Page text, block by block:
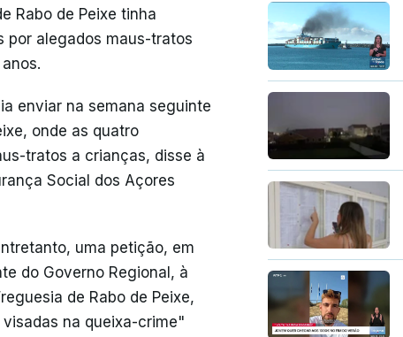
Rabo de Peixe tinha
por alegados maus-tratos
enviar na semana seguinte
onde as quatro
tratos a crianças, disse à
Social dos Açores
uma petição, em
do Governo Regional, à
de Rabo de Peixe,
na queixa-crime"